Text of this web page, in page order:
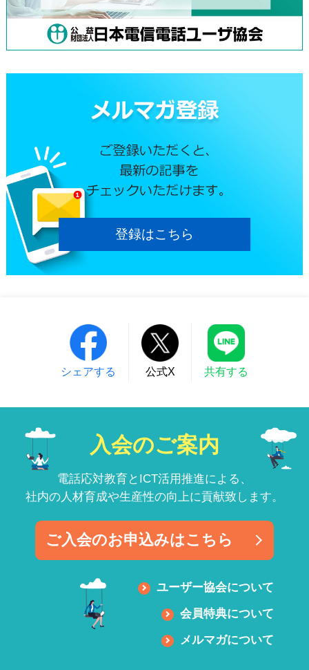
登録はこちら
シェアする 公式X 共有する
入会のご案内
電話応対教育とICT活用推進による、
社内の人材育成や生産性の向上に貢献致します。
ご入会のお申込みはこちら
ユーザー協会について
会員特典について
メルマガについて